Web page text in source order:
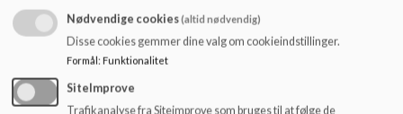
25.09.30 referat af skolebestyrelsesmøde.pdf
25.10.30 referat skolebestyrelsesmøde.pdf
Nødvendige cookies(altid nødvendig)
Disse cookies gemmer dine valg om cookieindstillinger.
Formål: Funktionalitet
SiteImprove
Trafikanalyse fra Siteimprove som bruges til at følge de